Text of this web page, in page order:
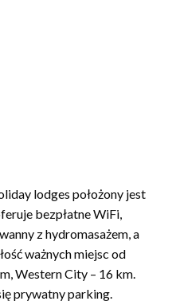
lodges położony jest
bezpłatne WiFi,
z hydromasażem, a
ważnych miejsc od
Western City – 16 km.
prywatny parking.